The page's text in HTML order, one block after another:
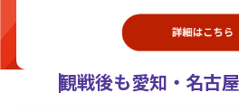
観戦後も愛知・名古